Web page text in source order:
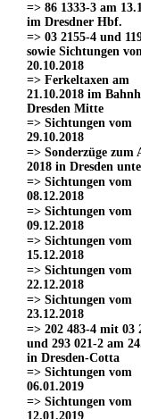
=> 86 1333-3 am
im Dresdner Hbf.
=> 03 2155-4 und
sowie Sichtungen
20.10.2018
=> Ferkeltaxen am
21.10.2018 im
Dresden Mitte
=> Sichtungen vom
29.10.2018
=> Sonderzüge zum
2018 in Dresden
=> Sichtungen vom
08.12.2018
=> Sichtungen vom
09.12.2018
=> Sichtungen vom
15.12.2018
=> Sichtungen vom
22.12.2018
=> Sichtungen vom
23.12.2018
=> 202 483-4 mit 03
und 293 021-2 am
in Dresden-Cotta
=> Sichtungen vom
06.01.2019
=> Sichtungen vom
12.01.2019